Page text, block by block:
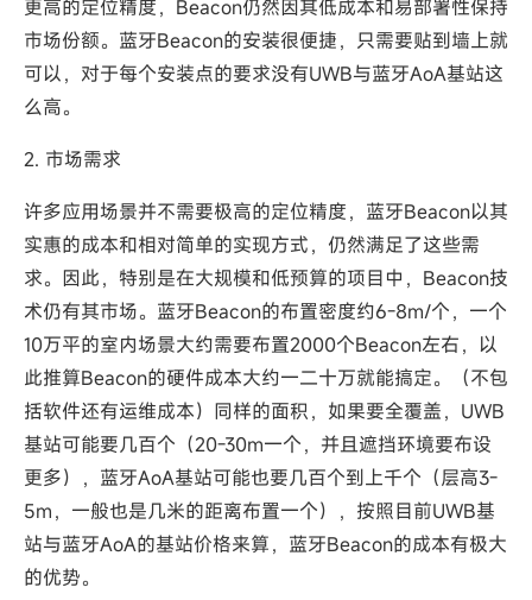
更高的定位精度，Beacon仍然因其低成本和易部署性保持
市场份额。蓝牙Beacon的安装很便捷，只需要贴到墙上就
可以，对于每个安装点的要求没有UWB与蓝牙AoA基站这
么高。
2. 市场需求
许多应用场景并不需要极高的定位精度，蓝牙Beacon以其
实惠的成本和相对简单的实现方式，仍然满足了这些需
求。因此，特别是在大规模和低预算的项目中，Beacon技
术仍有其市场。蓝牙Beacon的布置密度约6-8m/个，一个
10万平的室内场景大约需要布置2000个Beacon左右，以
此推算Beacon的硬件成本大约一二十万就能搞定。（不包
括软件还有运维成本）同样的面积，如果要全覆盖，UWB
基站可能要几百个（20-30m一个，并且遮挡环境要布设
更多），蓝牙AoA基站可能也要几百个到上千个（层高3-
5m，一般也是几米的距离布置一个），按照目前UWB基
站与蓝牙AoA的基站价格来算，蓝牙Beacon的成本有极大
的优势。